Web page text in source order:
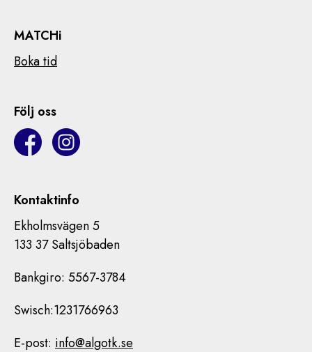
MATCHi
Boka tid
Följ oss
Kontaktinfo
Ekholmsvägen 5
133 37 Saltsjöbaden
Bankgiro: 5567-3784
Swisch:1231766963
E-post: info@algotk.se